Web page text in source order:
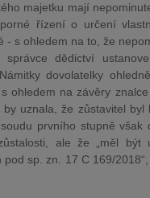
majetku mají
řízení o určení
- s ohledem na to, že
správce dědictví
dovolatelky
ohledem na závěry
uznala, že zůstavitel
prvního stupně však
ale že „měl
sp. zn. 17 C 169/